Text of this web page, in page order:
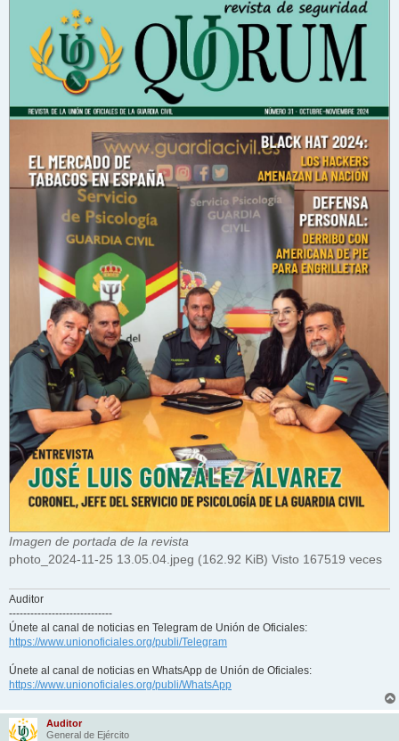
Imagen de portada de la revista
photo_2024-11-25 13.05.04.jpeg (162.92 KiB) Visto 167519 veces
Auditor
-----------------------------
Únete al canal de noticias en Telegram de Unión de Oficiales:
https://www.unionoficiales.org/publi/Telegram
Únete al canal de noticias en WhatsApp de Unión de Oficiales:
https://www.unionoficiales.org/publi/WhatsApp
Auditor
General de Ejército